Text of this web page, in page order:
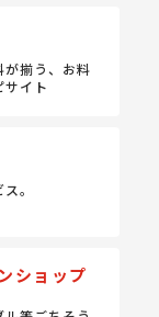
揃う、 お料
サイト
。
ショップ